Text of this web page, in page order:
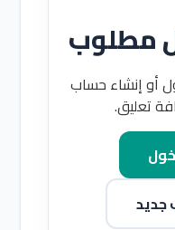
مطلوب
أو إنشاء حساب
تعليق.
جديد